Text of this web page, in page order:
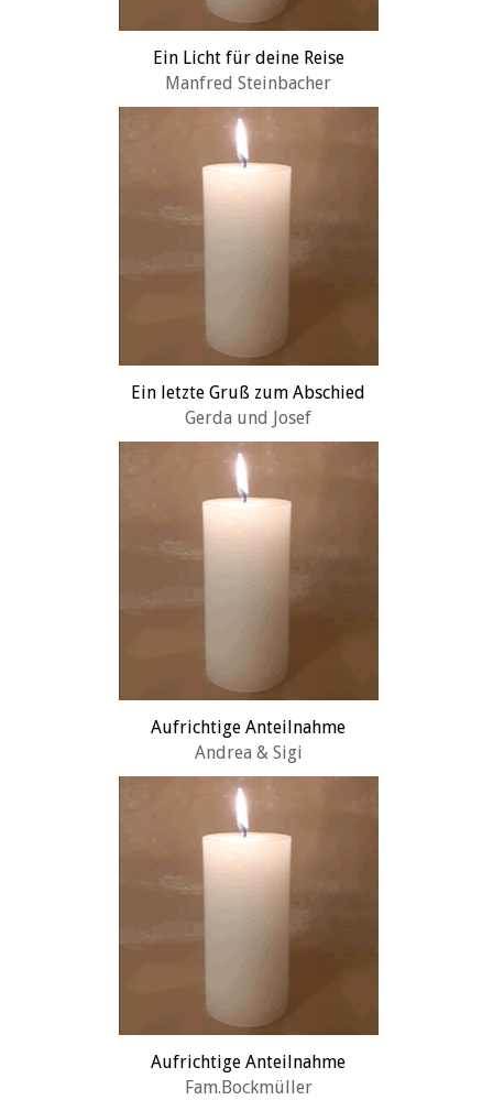
Ein Licht für deine Reise
Manfred Steinbacher
Ein letzte Gruß zum Abschied
Gerda und Josef
Aufrichtige Anteilnahme
Andrea & Sigi
Aufrichtige Anteilnahme
Fam.Bockmüller